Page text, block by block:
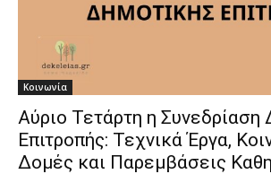
Κοινωνία
Αύριο Τετάρτη η Συνεδρίαση
Επιτροπής: Τεχνικά Έργα,
Δομές και Παρεμβάσεις